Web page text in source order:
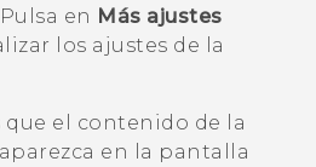
en Más ajustes
los ajustes de la
que el contenido de la
en la pantalla